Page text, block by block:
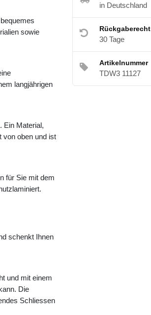
sowie
langjährigen
Ein Material,
von oben und ist
für Sie mit dem
schenkt Ihnen
und mit einem
Die
Schliessen
in Deutschland
Rückgaberecht
30 Tage
Artikelnummer
TDW3 11127